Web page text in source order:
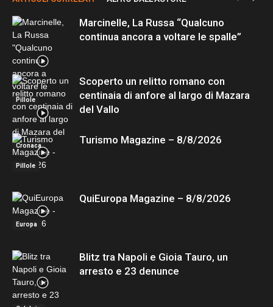
Pillole
Marcinelle, La Russa “Qualcuno
continua ancora a voltare le spalle”
Cronaca
Scoperto un relitto romano con
centinaia di anfore al largo di Mazara
del Vallo
Pillole
Turismo Magazine – 8/8/2026
Europa
QuiEuropa Magazine – 8/8/2026
Blitz tra Napoli e Gioia Tauro, un
arresto e 23 denunce